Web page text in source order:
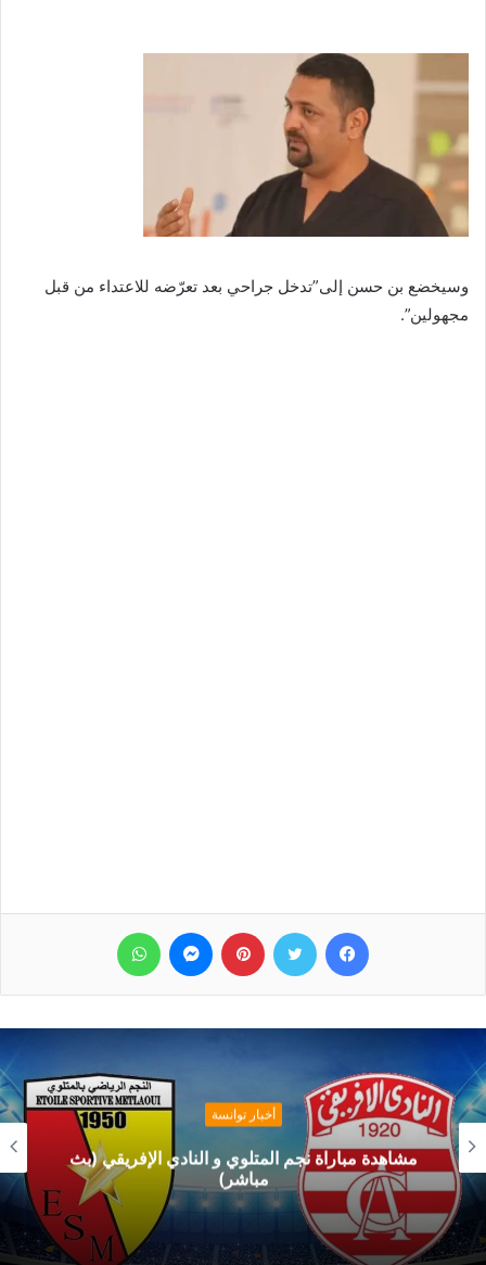
وسيخضع بن حسن إلى”تدخل جراحي بعد تعرّضه للاعتداء من قبل
مجهولين”.
فيسبوك تويتر بينتيريست ماسنجر
أخبار توانسة
مشاهدة مباراة نجم المتلوي و النادي الإفريقي (بث
مباشر)